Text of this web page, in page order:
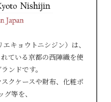
キョウトニシジン）は、
ている京都の西陣織を使
ンドです。
クケースや財布、化粧ポ
グ等を、